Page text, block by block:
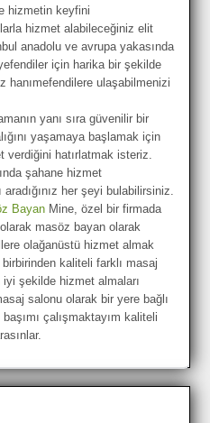
hizmetin keyfini
hizmet alabileceğiniz elit
anadolu ve avrupa yakasında
için harika bir şekilde
hanımefendilere ulaşabilmenizi
yanı sıra güvenilir bir
yaşamaya başlamak için
hatırlatmak isteriz.
şahane hizmet
her şeyi bulabilirsiniz.
Bayan Mine, özel bir firmada
masöz bayan olarak
olağanüstü hizmet almak
kaliteli farklı masaj
şekilde hizmet almaları
salonu olarak bir yere bağlı
çalışmaktayım kaliteli